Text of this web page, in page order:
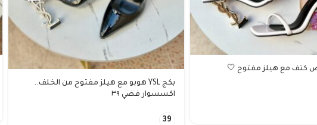
بكج YSL هوبو مع هيلز مفتوح من الخلف..
اكسسوار فضي ٣٩
39